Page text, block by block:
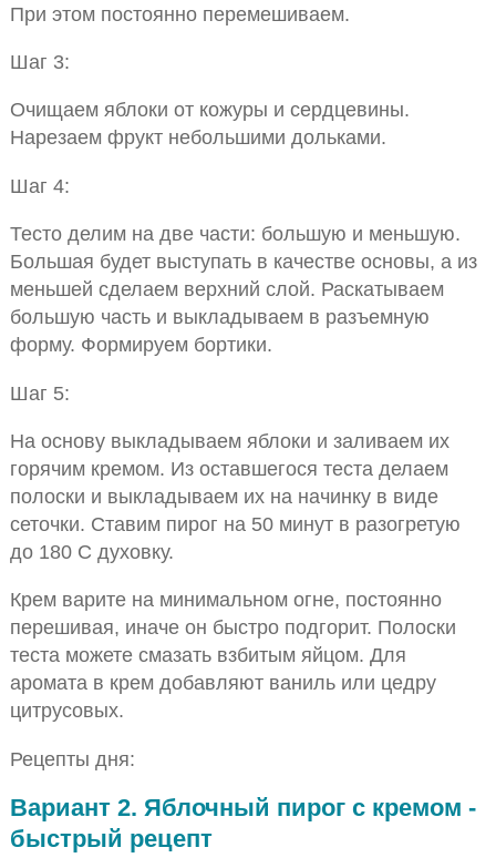
При этом постоянно перемешиваем.
Шаг 3:
Очищаем яблоки от кожуры и сердцевины.
Нарезаем фрукт небольшими дольками.
Шаг 4:
Тесто делим на две части: большую и меньшую.
Большая будет выступать в качестве основы, а из
меньшей сделаем верхний слой. Раскатываем
большую часть и выкладываем в разъемную
форму. Формируем бортики.
Шаг 5:
На основу выкладываем яблоки и заливаем их
горячим кремом. Из оставшегося теста делаем
полоски и выкладываем их на начинку в виде
сеточки. Ставим пирог на 50 минут в разогретую
до 180 С духовку.
Крем варите на минимальном огне, постоянно
перешивая, иначе он быстро подгорит. Полоски
теста можете смазать взбитым яйцом. Для
аромата в крем добавляют ваниль или цедру
цитрусовых.
Рецепты дня:
Вариант 2. Яблочный пирог с кремом -
быстрый рецепт